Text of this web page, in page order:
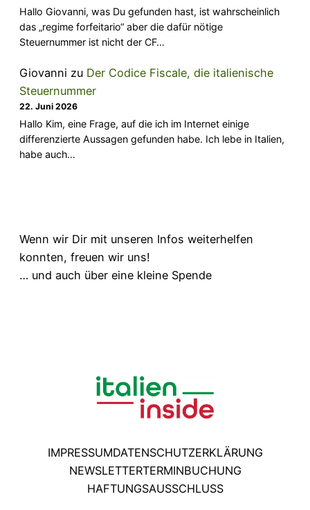
Hallo Giovanni, was Du gefunden hast, ist wahrscheinlich
das „regime forfeitario“ aber die dafür nötige
Steuernummer ist nicht der CF…
Giovanni zu Der Codice Fiscale, die italienische
Steuernummer
22. Juni 2026
Hallo Kim, eine Frage, auf die ich im Internet einige
differenzierte Aussagen gefunden habe. Ich lebe in Italien,
habe auch…
Wenn wir Dir mit unseren Infos weiterhelfen
konnten, freuen wir uns!
… und auch über eine kleine Spende
IMPRESSUMDATENSCHUTZERKLÄRUNG
NEWSLETTERTERMINBUCHUNG
HAFTUNGSAUSSCHLUSS